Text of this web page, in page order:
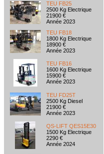
TEU FB25
2500 Kg Electrique
21900 €
Année 2023
TEU FB18
1800 Kg Electrique
18900 €
Année 2023
TEU FB16
1600 Kg Electrique
15900 €
Année 2023
TEU FD25T
2500 Kg Diesel
21900 €
Année 2023
QS-LIFT QES15E30
1500 Kg Electrique
2290 €
Année 2024